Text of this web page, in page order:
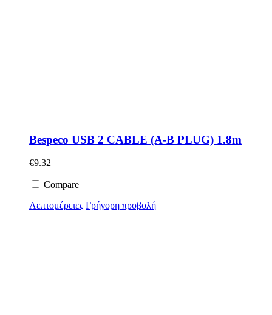
Bespeco USB 2 CABLE (A-B PLUG) 1.8m
€9.32
Compare
Λεπτομέρειες Γρήγορη προβολή